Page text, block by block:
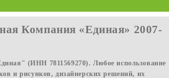
Компания «Единая» 2007-
(ИНН 7811569270). Любое использование
и рисунков, дизайнерских решений, их